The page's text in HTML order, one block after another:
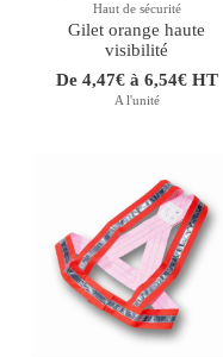
Haut de sécurité
Gilet orange haute
visibilité
De 4,47€ à 6,54€ HT
A l'unité